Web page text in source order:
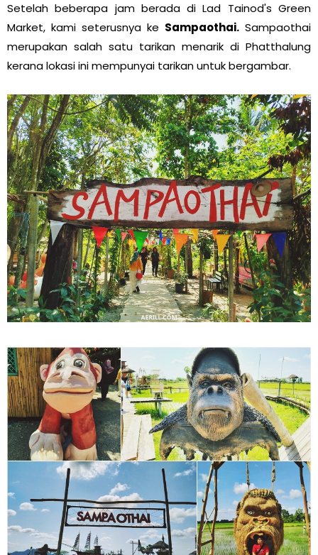
Setelah beberapa jam berada di Lad Tainod's Green
Market, kami seterusnya ke Sampaothai. Sampaothai
merupakan salah satu tarikan menarik di Phatthalung
kerana lokasi ini mempunyai tarikan untuk bergambar.